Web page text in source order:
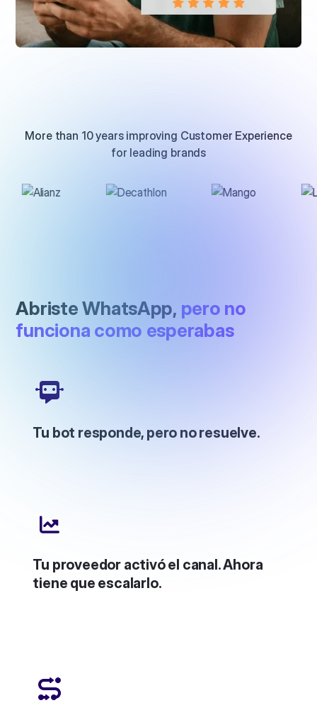
More than 10 years improving Customer Experience
for leading brands
Abriste WhatsApp, pero no
funciona como esperabas
Tu bot responde, pero no resuelve.
Tu proveedor activó el canal. Ahora
tiene que escalarlo.